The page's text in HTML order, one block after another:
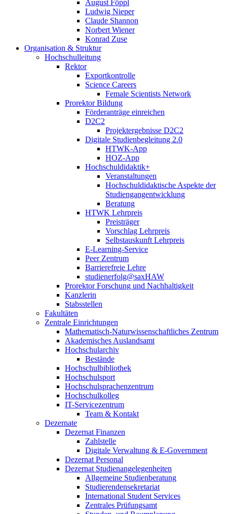
August Föppl
Ludwig Nieper
Claude Shannon
Norbert Wiener
Konrad Zuse
Organisation & Struktur
Hochschulleitung
Rektor
Exportkontrolle
Science Careers
Female Scientists Network
Prorektor Bildung
Förderanträge einreichen
D2C2
Projektergebnisse D2C2
Digitale Studienbegleitung 2.0
HTWK-App
HOZ-App
Hochschuldidaktik+
Veranstaltungen
Hochschuldidaktische Aspekte der
Studiengangentwicklung
Beratung
HTWK Lehrpreis
Preisträger
Vorschlag Lehrpreis
Selbstauskunft Lehrpreis
E-Learning-Service
Peer Zentrum
Barrierefreie Lehre
studienerfolg@saxHAW
Prorektor Forschung und Nachhaltigkeit
Kanzlerin
Stabsstellen
Fakultäten
Zentrale Einrichtungen
Mathematisch-Naturwissenschaftliches Zentrum
Akademisches Auslandsamt
Hochschularchiv
Bestände
Hochschulbibliothek
Hochschulsport
Hochschulsprachenzentrum
Hochschulkolleg
IT-Servicezentrum
Team & Kontakt
Dezernate
Dezernat Finanzen
Zahlstelle
Digitale Verwaltung & E-Government
Dezernat Personal
Dezernat Studienangelegenheiten
Allgemeine Studienberatung
Studierendensekretariat
International Student Services
Zentrales Prüfungsamt